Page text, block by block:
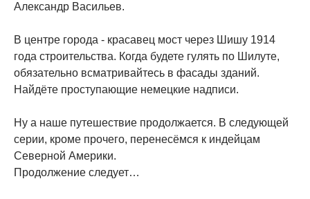
Александр Васильев.
В центре города - красавец мост через Шишу 1914
года строительства. Когда будете гулять по Шилуте,
обязательно всматривайтесь в фасады зданий.
Найдёте проступающие немецкие надписи.
Ну а наше путешествие продолжается. В следующей
серии, кроме прочего, перенесёмся к индейцам
Северной Америки.
Продолжение следует…